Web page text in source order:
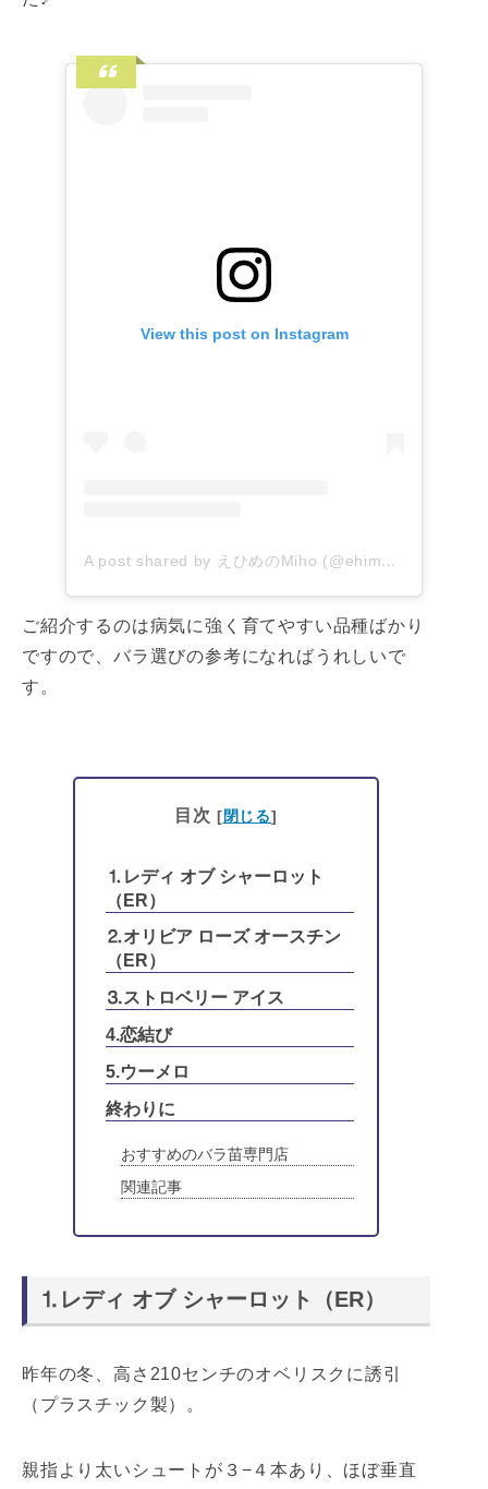
View this post on Instagram
A post shared by えひめのMiho (@ehime_miho)
ご紹介するのは病気に強く育てやすい品種ばかり
ですので、バラ選びの参考になればうれしいで
す。
目次 [ 閉じる]
⒈レディ オブ シャーロット
（ER）
⒉オリビア ローズ オースチン
（ER）
⒊ストロベリー アイス
4.恋結び
5.ウーメロ
終わりに
おすすめのバラ苗専門店
関連記事
⒈レディ オブ シャーロット（ER）
昨年の冬、高さ210センチのオベリスクに誘引
（プラスチック製）。
親指より太いシュートが３−４本あり、ほぼ垂直